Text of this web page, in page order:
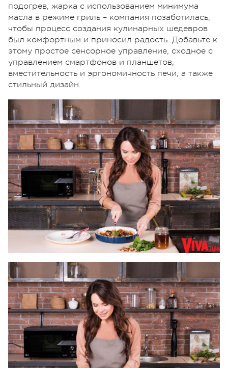
подогрев, жарка с использованием минимума
масла в режиме гриль – компания позаботилась,
чтобы процесс создания кулинарных шедевров
был комфортным и приносил радость. Добавьте к
этому простое сенсорное управление, сходное с
управлением смартфонов и планшетов,
вместительность и эргономичность печи, а также
стильный дизайн.